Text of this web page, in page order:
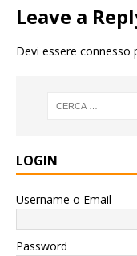
Leave a
Devi essere connesso
LOGIN
Username o Email
Password